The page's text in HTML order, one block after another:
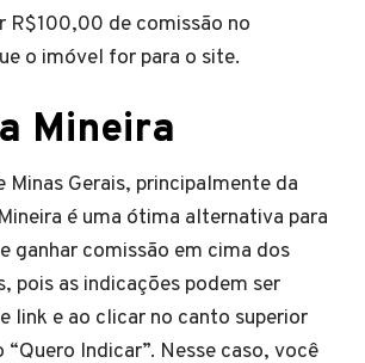
R$100,00 de comissão no
o imóvel for para o site.
Mineira
Minas Gerais, principalmente da
é uma ótima alternativa para
ganhar comissão em cima dos
pois as indicações podem ser
link e ao clicar no canto superior
Indicar”. Nesse caso, você